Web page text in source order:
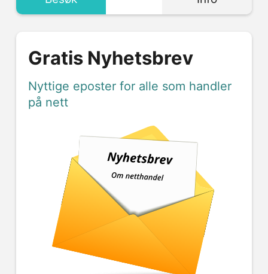
Gratis Nyhetsbrev
Nyttige eposter for alle som handler
på nett